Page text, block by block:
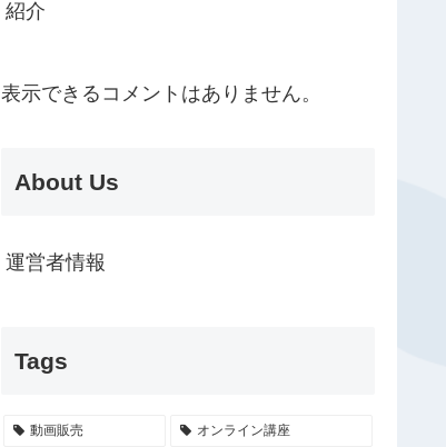
紹介
表示できるコメントはありません。
About Us
運営者情報
Tags
動画販売 オンライン講座